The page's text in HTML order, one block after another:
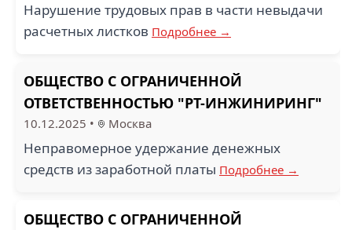
Нарушение трудовых прав в части невыдачи
расчетных листков Подробнее →
ОБЩЕСТВО С ОГРАНИЧЕННОЙ
ОТВЕТСТВЕННОСТЬЮ "РТ-ИНЖИНИРИНГ"
10.12.2025 • Москва
Неправомерное удержание денежных
средств из заработной платы Подробнее →
ОБЩЕСТВО С ОГРАНИЧЕННОЙ